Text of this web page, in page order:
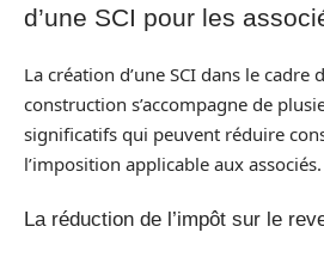
d’une SCI pour les
La création d’une SCI dans le cadre
construction s’accompagne de
significatifs qui peuvent réduire
l’imposition applicable aux associés.
La réduction de l’impôt sur le